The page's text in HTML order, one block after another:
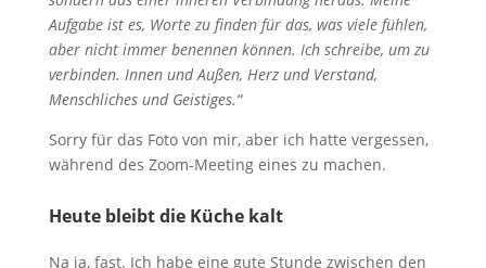
Aufgabe ist es, Worte zu finden für das, was viele fühlen,
aber nicht immer benennen können. Ich schreibe, um zu
verbinden. Innen und Außen, Herz und Verstand,
Menschliches und Geistiges.“
Sorry für das Foto von mir, aber ich hatte vergessen,
während des Zoom-Meeting eines zu machen.
Heute bleibt die Küche kalt
Na ja, fast. Ich habe eine gute Stunde zwischen den